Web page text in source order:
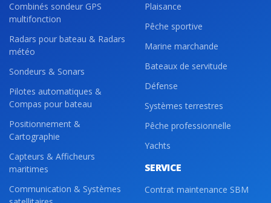
Combinés sondeur GPS
multifonction
Radars pour bateau & Radars
météo
Sondeurs & Sonars
Pilotes automatiques &
Compas pour bateau
Positionnement &
Cartographie
Capteurs & Afficheurs
maritimes
Communication & Systèmes
Plaisance
Pêche sportive
Marine marchande
Bateaux de servitude
Défense
Systèmes terrestres
Pêche professionnelle
Yachts
SERVICE
Contrat maintenance SBM